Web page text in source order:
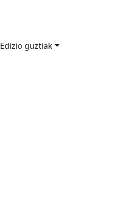
Edizio guztiak